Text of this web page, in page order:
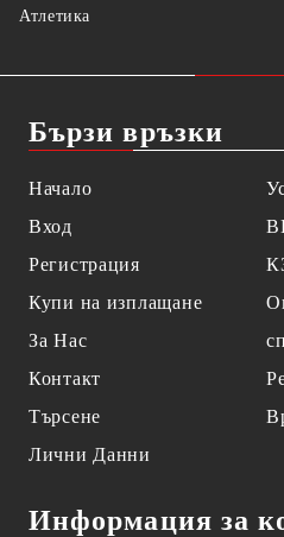
Атлетика
Бързи връзки
Начало
Вход
Регистрация
Купи на изплащане
За Нас
Контакт
Търсене
Лични Данни
Информация за